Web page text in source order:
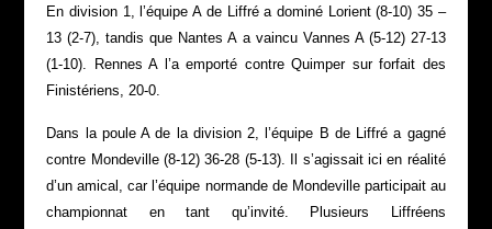
En division 1, l’équipe A de Liffré a dominé Lorient (8-10) 35 –
13 (2-7), tandis que Nantes A a vaincu Vannes A (5-12) 27-13
(1-10). Rennes A l’a emporté contre Quimper sur forfait des
Finistériens, 20-0.
Dans la poule A de la division 2, l’équipe B de Liffré a gagné
contre Mondeville (8-12) 36-28 (5-13). Il s’agissait ici en réalité
d’un amical, car l’équipe normande de Mondeville participait au
championnat en tant qu’invité. Plusieurs Liffréens